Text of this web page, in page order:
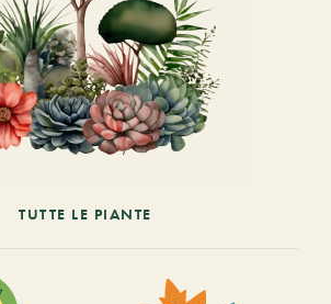
TUTTE LE PIANTE